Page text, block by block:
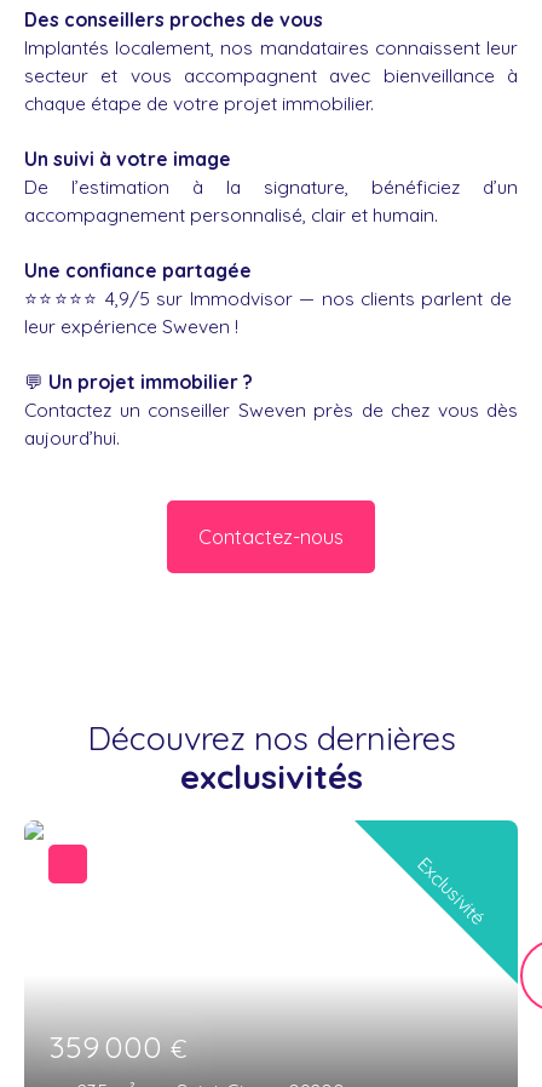
Des conseillers proches de vous
Implantés localement, nos mandataires connaissent leur
secteur et vous accompagnent avec bienveillance à
chaque étape de votre projet immobilier.
Un suivi à votre image
De l’estimation à la signature, bénéficiez d’un
accompagnement personnalisé, clair et humain.
Une confiance partagée
⭐️⭐️⭐️⭐️⭐️ 4,9/5 sur Immodvisor — nos clients parlent de
leur expérience Sweven !
💬 Un projet immobilier ?
Contactez un conseiller Sweven près de chez vous dès
aujourd’hui.
Contactez-nous
Découvrez nos dernières
exclusivités
359 000€
Exclusivité